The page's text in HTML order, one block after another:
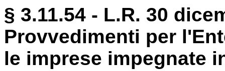
§ 3.11.54 - L.R. 30
Provvedimenti per
le imprese impegnate